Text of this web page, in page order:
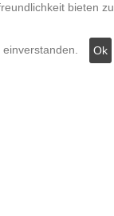
bieten zu
Ok